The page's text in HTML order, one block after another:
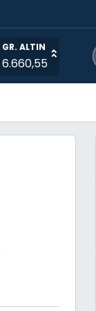
GR. ALTIN
6.660,55